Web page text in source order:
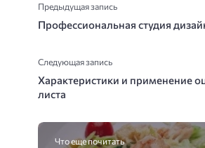
Предыдущая запись
Профессиональная студия
Следующая запись
Характеристики и применение
листа
Что еще почитать